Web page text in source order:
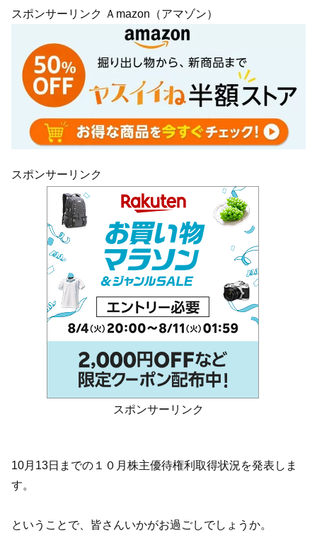
スポンサーリンク Ａmazon（アマゾン）
スポンサーリンク
スポンサーリンク
10月13日までの１０月株主優待権利取得状況を発表しま
す。
ということで、皆さんいかがお過ごしでしょうか。